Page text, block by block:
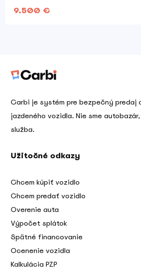
9.500 €
Carbi je systém pre bezpečný predaj
jazdeného vozidla. Nie sme autobazár,
služba.
Užitočné odkazy
Chcem kúpiť vozidlo
Chcem predať vozidlo
Overenie auta
Výpočet splátok
Spätné financovanie
Ocenenie vozidla
Kalkulácia PZP